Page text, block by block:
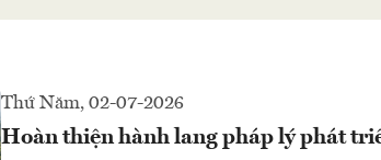
Thứ Năm, 02-07-2026
Hoàn thiện hành lang pháp lý phát